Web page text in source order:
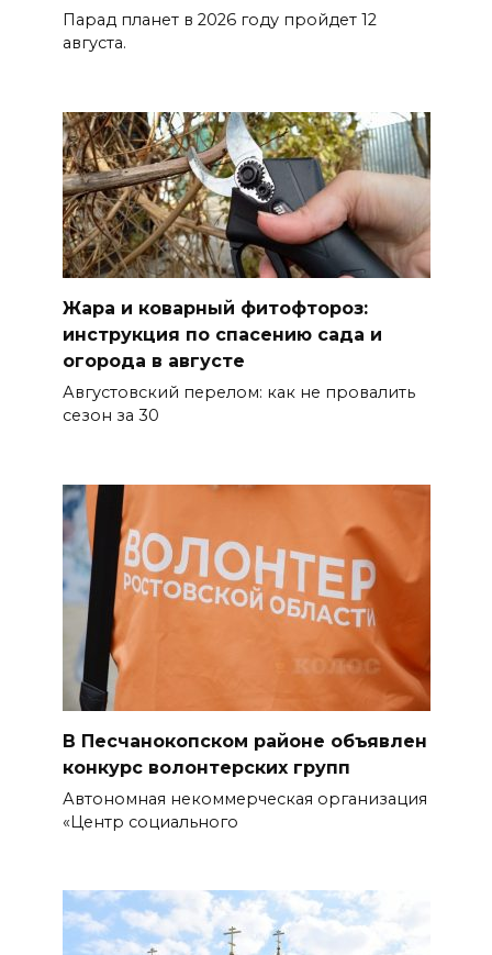
06 августа 2026 18:27
сезон в обновленном здании
в сентябре 2027 года
06 августа 2026 18:27
Наблюдатели готовятся к
выборам
06 августа 2026 18:25
Материальная помощь
пострадавшим при атаке
Ростовская область окажет
матпомощь семьям, у которых
погибли дети из-за атаки
БПЛА на Кубани
06 августа 2026 16:57
Дончан приглашают
поучаствовать в конкурсе
«Лучший школьный педагог-
библиотекарь России»
06 августа 2026 16:30
ВСЕ КАК ЕСТЬ. Политика
Зеленского: ложь, вранье и
провокация
Парад планет в 2026 году пройдет 12
августа.
Жара и коварный фитофтороз:
инструкция по спасению сада и
огорода в августе
Августовский перелом: как не провалить
сезон за 30
В Песчанокопском районе объявлен
конкурс волонтерских групп
Автономная некоммерческая организация
«Центр социального